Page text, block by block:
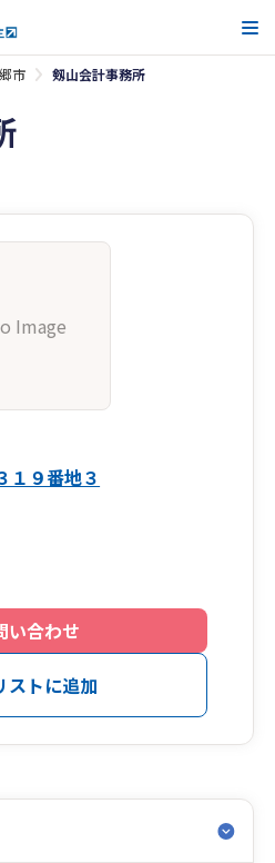
市 剱山会計事務所
Image
１９番地３
い合わせ
ストに追加